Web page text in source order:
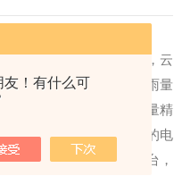
友！有什么可
，物联网一体化设备，云
峻挑战。云境天合翻斗雨量
过机械翻斗结构实现雨量精
簧管开关，生成可量化的电
上传至城市防洪指挥平台，